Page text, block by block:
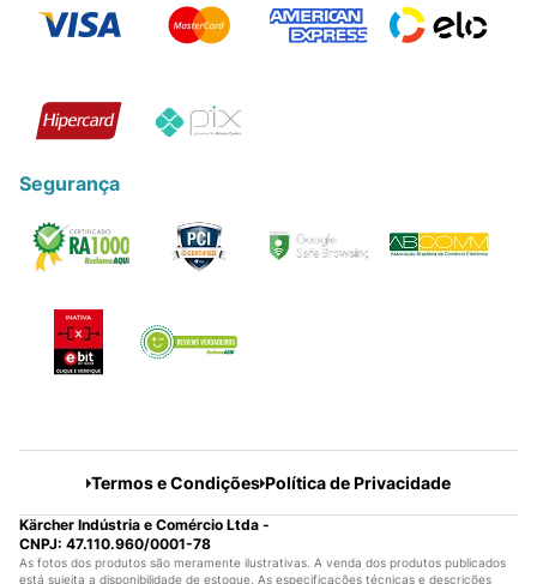
Segurança
Termos e Condições Política de Privacidade
Kärcher Indústria e Comércio Ltda -
CNPJ: 47.110.960/0001-78
As fotos dos produtos são meramente ilustrativas. A venda dos produtos publicados
está sujeita a disponibilidade de estoque. As especificações técnicas e descrições